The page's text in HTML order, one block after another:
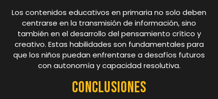
Los contenidos educativos en primaria no solo deben
centrarse en la transmisión de información, sino
también en el desarrollo del pensamiento crítico y
creativo. Estas habilidades son fundamentales para
que los niños puedan enfrentarse a desafíos futuros
con autonomía y capacidad resolutiva.
Conclusiones